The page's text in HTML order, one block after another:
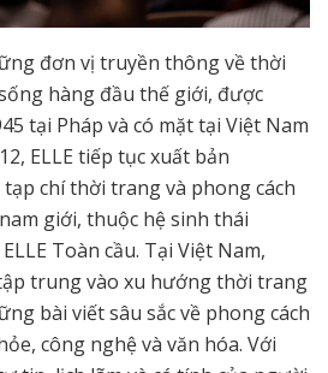
đơn vị truyền thông về thời
hàng đầu thế giới, được
tại Pháp và có mặt tại Việt Nam
ELLE tiếp tục xuất bản
tạp chí thời trang và phong cách
giới, thuộc hệ sinh thái
Toàn cầu. Tại Việt Nam,
trung vào xu hướng thời trang
bài viết sâu sắc về phong cách
công nghệ và văn hóa. Với